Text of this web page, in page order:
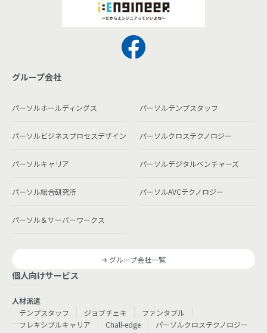
グループ会社
パーソルホールディングス パーソルテンプスタッフ
パーソルビジネスプロセスデザイン パーソルクロステクノロジー
パーソルキャリア パーソルデジタルベンチャーズ
パーソル総合研究所 パーソルAVCテクノロジー
パーソル＆サーバーワークス
グループ会社一覧
個人向けサービス
人材派遣
テンプスタッフ
ジョブチェキ
ファンタブル
フレキシブルキャリア
Chall-edge
パーソルクロステクノロジー